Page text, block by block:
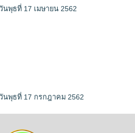
พุธที่ 17 เมษายน 2562
นพุธที่ 17 กรกฎาคม 2562